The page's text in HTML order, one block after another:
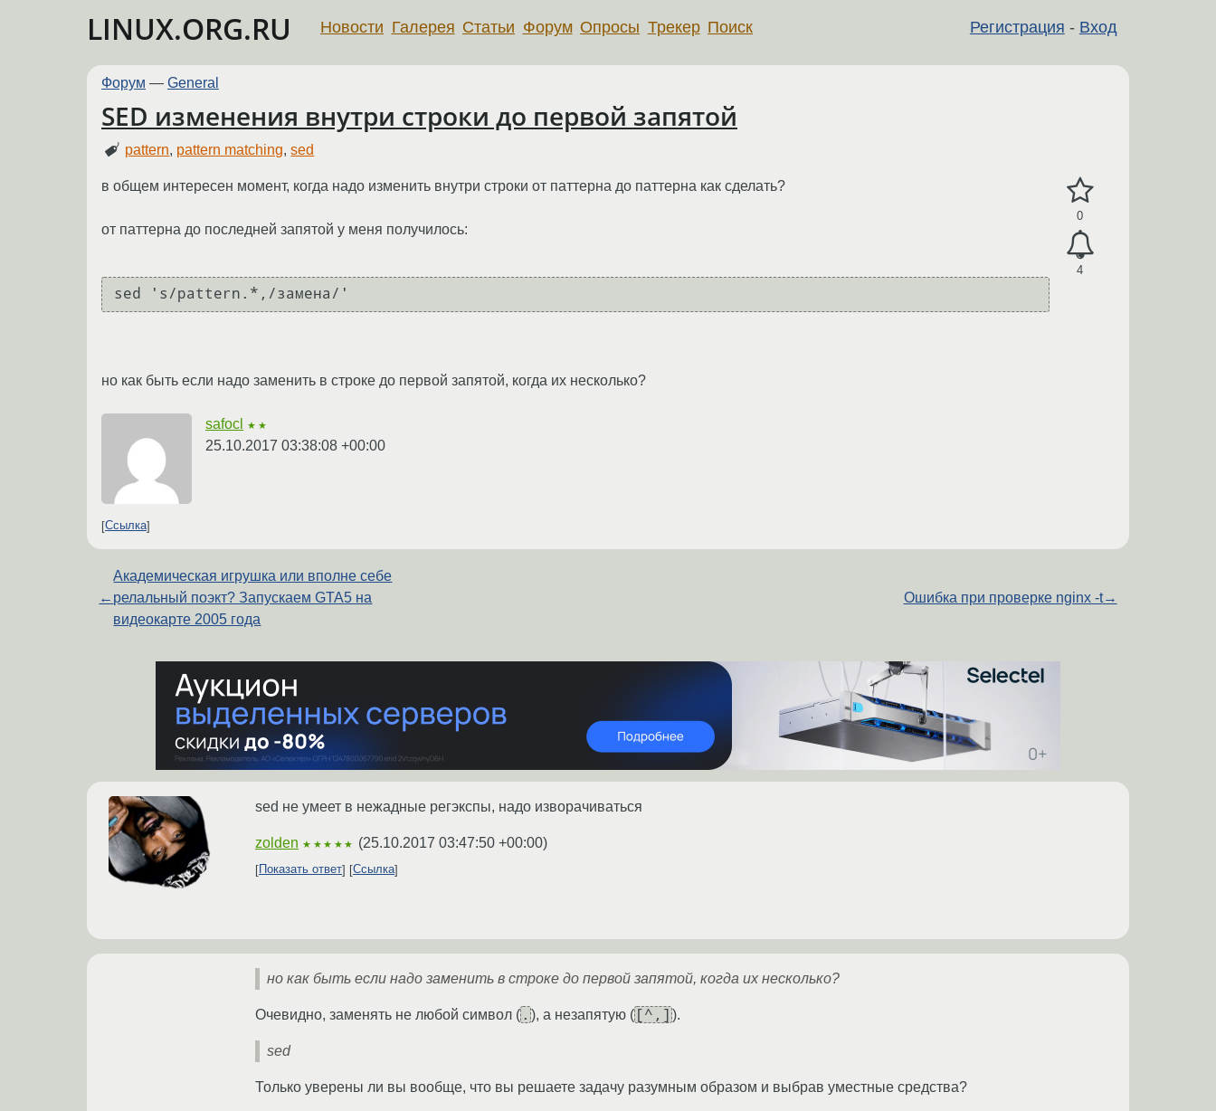
LINUX.ORG.RU Регистрация - Вход
Новости Галерея Статьи Форум Опросы Трекер Поиск
Форум — General
SED изменения внутри строки до первой запятой
pattern, pattern matching,sed
0
4
в общем интересен момент, когда надо изменить внутри строки от паттерна до паттерна как сделать?
от паттерна до последней запятой у меня получилось:
sed 's/pattern.*,/замена/'
но как быть если надо заменить в строке до первой запятой, когда их несколько?
safocl ★★
25.10.2017 03:38:08 +00:00
Ссылка
←
Академическая игрушка или вполне себе
релальный поэкт? Запускаем GTA5 на
видеокарте 2005 года
Ошибка при проверке nginx -t→
sed не умеет в нежадные регэкспы, надо изворачиваться
zolden ★★★★★ (25.10.2017 03:47:50 +00:00)
Показать ответ Ссылка
но как быть если надо заменить в строке до первой запятой, когда их несколько?
Очевидно, заменять не любой символ ( . ), а незапятую ( [^,] ).
sed
Только уверены ли вы вообще, что вы решаете задачу разумным образом и выбрав уместные средства?